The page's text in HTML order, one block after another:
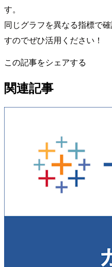
す。
同じグラフを異なる指標で
すのでぜひ活用ください！
この記事をシェアする
関連記事